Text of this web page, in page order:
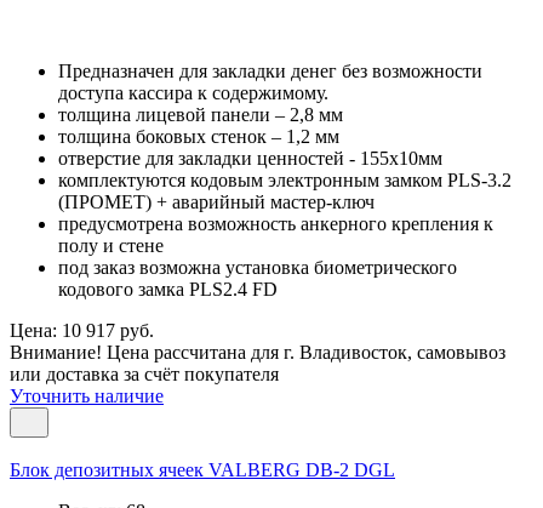
Предназначен для закладки денег без возможности
доступа кассира к содержимому.
толщина лицевой панели – 2,8 мм
толщина боковых стенок – 1,2 мм
отверстие для закладки ценностей - 155х10мм
комплектуются кодовым электронным замком PLS-3.2
(ПРОМЕТ) + аварийный мастер-ключ
предусмотрена возможность анкерного крепления к
полу и стене
под заказ возможна установка биометрического
кодового замка PLS2.4 FD
Цена: 10 917 руб.
Внимание! Цена рассчитана для г. Владивосток, самовывоз
или доставка за счёт покупателя
Уточнить наличие
Блок депозитных ячеек VALBERG DB-2 DGL